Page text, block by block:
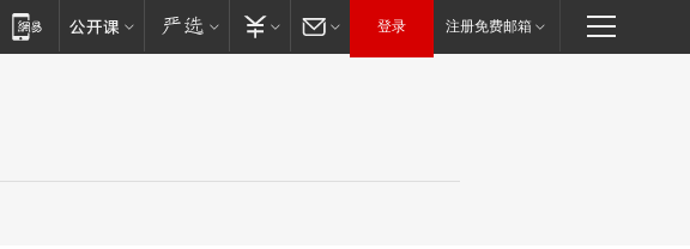
登录 注册免费邮箱